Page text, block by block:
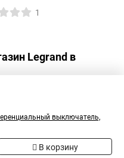
1
Legrand в
выключатель,
В корзину